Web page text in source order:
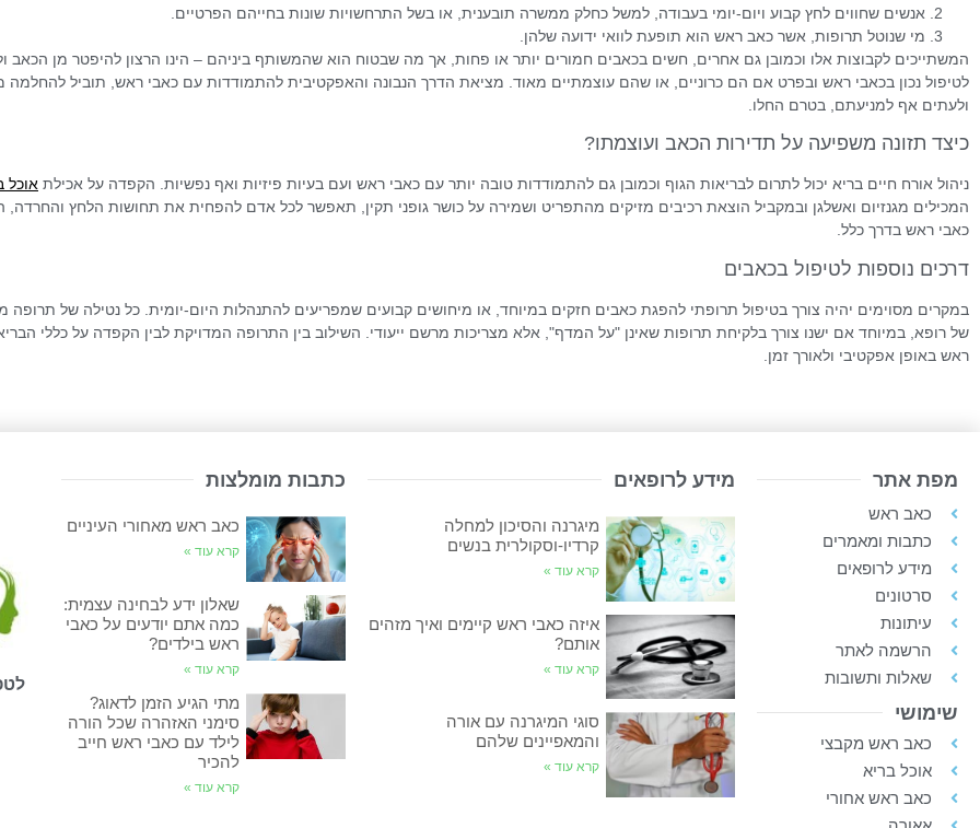
אנשים שחווים לחץ קבוע ויום-יומי בעבודה, למשל כחלק ממשרה תובענית, או בשל התרחשויות שונות בחייהם הפרטיים.
מי שנוטל תרופות, אשר כאב ראש הוא תופעת לוואי ידועה שלהן.
המשתייכים לקבוצות אלו וכמובן גם אחרים, חשים בכאבים חמורים יותר או פחות, אך מה שבטוח הוא שהמשותף ביניהם – הינו הרצון להיפטר מן הכאב
לטיפול נכון בכאבי ראש ובפרט אם הם כרוניים, או שהם עוצמתיים מאוד. מציאת הדרך הנבונה והאפקטיבית להתמודדות עם כאבי ראש, תוביל
ולעתים אף למניעתם, בטרם החלו.
כיצד תזונה משפיעה על תדירות הכאב ועוצמתו?
ניהול אורח חיים בריא יכול לתרום לבריאות הגוף וכמובן גם להתמודדות טובה יותר עם כאבי ראש ועם בעיות פיזיות ואף נפשיות. הקפדה על אכילת אוכל
המכילים מגנזיום ואשלגן ובמקביל הוצאת רכיבים מזיקים מהתפריט ושמירה על כושר גופני תקין, תאפשר לכל אדם להפחית את תחושות הלחץ והחרדה,
כאבי ראש בדרך כלל.
דרכים נוספות לטיפול בכאבים
במקרים מסוימים יהיה צורך בטיפול תרופתי להפגת כאבים חזקים במיוחד, או מיחושים קבועים שמפריעים להתנהלות היום-יומית. כל נטילה של תרופה
של רופא, במיוחד אם ישנו צורך בלקיחת תרופות שאינן "על המדף", אלא מצריכות מרשם ייעודי. השילוב בין התרופה המדויקת לבין הקפדה על כללי
ראש באופן אפקטיבי ולאורך זמן.
מפת אתר
כאב ראש
כתבות ומאמרים
מידע לרופאים
סרטונים
עיתונות
הרשמה לאתר
שאלות ותשובות
שימושי
כאב ראש מקבצי
אוכל בריא
כאב ראש אחורי
מידע לרופאים
מיגרנה והסיכון למחלה
קרדיו-וסקולרית בנשים
קרא עוד »
איזה כאבי ראש קיימים ואיך מזהים
אותם?
קרא עוד »
סוגי המיגרנה עם אורה
והמאפיינים שלהם
קרא עוד »
כתבות מומלצות
כאב ראש מאחורי העיניים
קרא עוד »
שאלון ידע לבחינה עצמית:
כמה אתם יודעים על כאבי
ראש בילדים?
קרא עוד »
מתי הגיע הזמן לדאוג?
סימני האזהרה שכל הורה
לילד עם כאבי ראש חייב
להכיר
קרא עוד »